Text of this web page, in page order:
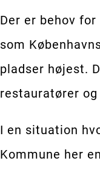
Der er behov
som
pladser højest.
restauratører
I en situation
Kommune her